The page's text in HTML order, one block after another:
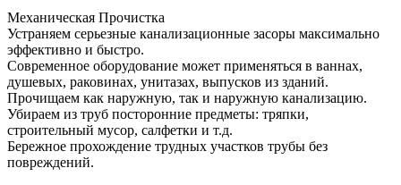
Механическая Прочистка
Устраняем серьезные канализационные засоры максимально
эффективно и быстро.
Современное оборудование может применяться в ваннах,
душевых, раковинах, унитазах, выпусков из зданий.
Прочищаем как наружную, так и наружную канализацию.
Убираем из труб посторонние предметы: тряпки,
строительный мусор, салфетки и т.д.
Бережное прохождение трудных участков трубы без
повреждений.